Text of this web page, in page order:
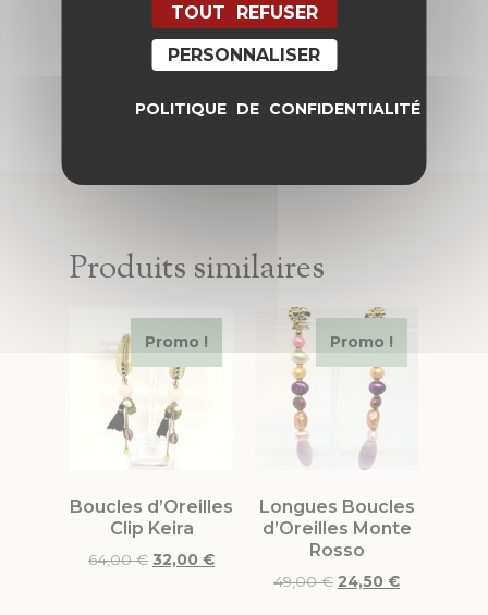
Produits similaires
Promo !
Boucles d’Oreilles
Clip Keira
64,00€ 32,00 €
Promo !
Longues Boucles
d’Oreilles Monte
Rosso
49,00€ 24,50 €
TOUT REFUSER
PERSONNALISER
POLITIQUE DE CONFIDENTIALITÉ